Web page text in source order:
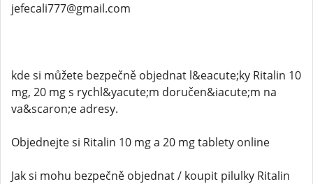
jefecali777@gmail.com
kde si můžete bezpečně objednat l&eacute;ky Ritalin 10
mg, 20 mg s rychl&yacute;m doručen&iacute;m na
va&scaron;e adresy.
Objednejte si Ritalin 10 mg a 20 mg tablety online
Jak si mohu bezpečně objednat / koupit pilulky Ritalin